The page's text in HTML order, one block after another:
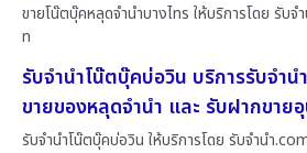
ขายโน๊ตบุ๊คหลุดจำนำบางไทร ให้บริการโดย รับ
ท
รับจำนำโน๊ตบุ๊คบ่อวิน บริการรับจำ
ขายของหลุดจำนำ และ รับฝากขาย
รับจำนำโน๊ตบุ๊คบ่อวิน ให้บริการโดย รับจํานํา